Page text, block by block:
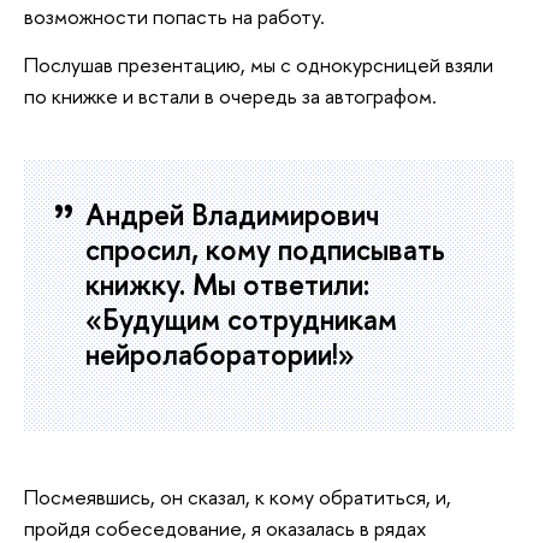
возможности попасть на работу.
Послушав презентацию, мы с однокурсницей взяли
по книжке и встали в очередь за автографом.
Андрей Владимирович
спросил, кому подписывать
книжку. Мы ответили:
«Будущим сотрудникам
нейролаборатории!»
Посмеявшись, он сказал, к кому обратиться, и,
пройдя собеседование, я оказалась в рядах